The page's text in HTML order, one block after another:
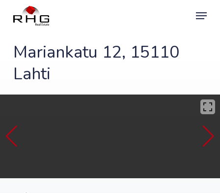
Menu
Mariankatu 12, 15110
Lahti